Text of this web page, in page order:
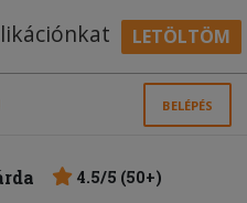
LETÖLTÖM
BELÉPÉS
4.5/5 (50+)